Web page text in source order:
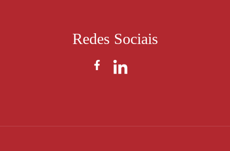
Redes Sociais